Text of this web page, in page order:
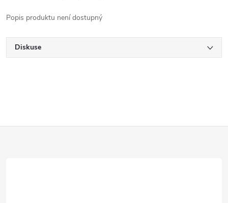
Popis produktu není dostupný
Diskuse